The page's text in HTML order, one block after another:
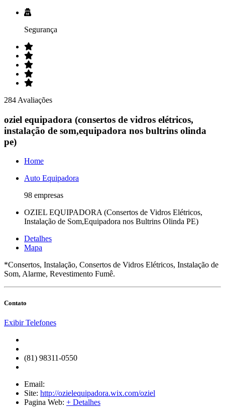
Segurança
284 Avaliações
oziel equipadora (consertos de vidros elétricos,
instalação de som,equipadora nos bultrins olinda
pe)
Home
Auto Equipadora
98 empresas
OZIEL EQUIPADORA (Consertos de Vidros Elétricos,
Instalação de Som,Equipadora nos Bultrins Olinda PE)
Detalhes
Mapa
*Consertos, Instalação, Consertos de Vidros Elétricos, Instalação de
Som, Alarme, Revestimento Fumê.
Contato
Exibir Telefones
(81) 98311-0550
Email:
Site: http://ozielequipadora.wix.com/oziel
Pagina Web: + Detalhes